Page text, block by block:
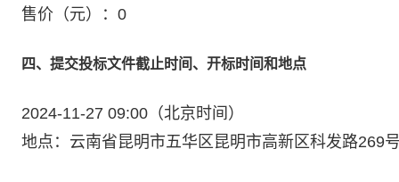
售价（元）：0
四、提交投标文件截止时间、开标时间和地点
2024-11-27 09:00（北京时间）
地点：云南省昆明市五华区昆明市高新区科发路269